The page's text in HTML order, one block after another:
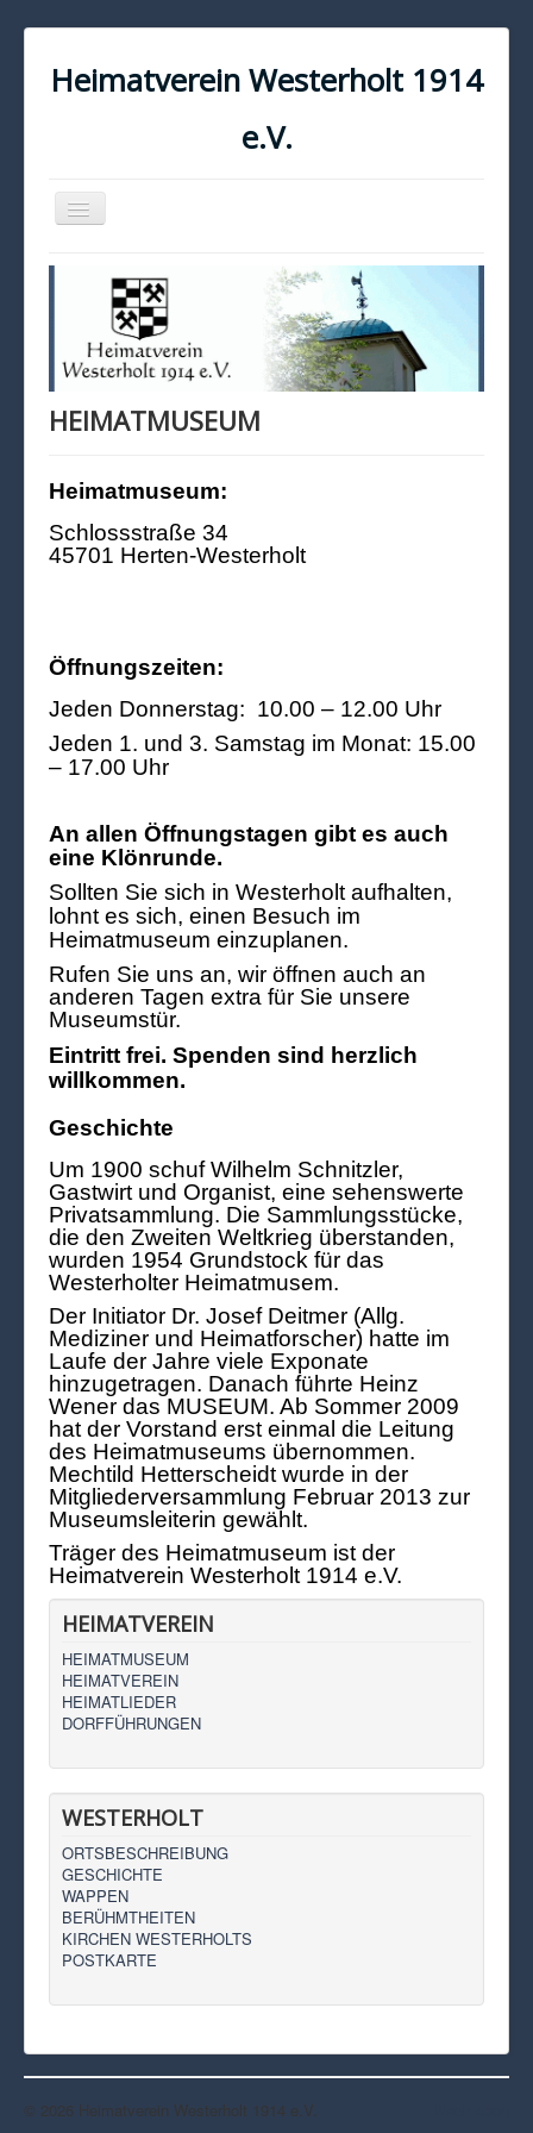
Heimatverein Westerholt 1914
e.V.
Navigation
an/aus
KONTAKT
IMPRESSUM
DATENSCHUTZ
HEIMATMUSEUM
Heimatmuseum:
Schlossstraße 34
45701 Herten-Westerholt
Öffnungszeiten:
Jeden Donnerstag: 10.00 – 12.00 Uhr
Jeden 1. und 3. Samstag im Monat: 15.00
– 17.00 Uhr
An allen Öffnungstagen gibt es auch
eine Klönrunde.
Sollten Sie sich in Westerholt aufhalten,
lohnt es sich, einen Besuch im
Heimatmuseum einzuplanen.
Rufen Sie uns an, wir öffnen auch an
anderen Tagen extra für Sie unsere
Museumstür.
Eintritt frei. Spenden sind herzlich
willkommen.
Geschichte
Um 1900 schuf Wilhelm Schnitzler,
Gastwirt und Organist, eine sehenswerte
Privatsammlung. Die Sammlungsstücke,
die den Zweiten Weltkrieg überstanden,
wurden 1954 Grundstock für das
Westerholter Heimatmusem.
Der Initiator Dr. Josef Deitmer (Allg.
Mediziner und Heimatforscher) hatte im
Laufe der Jahre viele Exponate
hinzugetragen. Danach führte Heinz
Wener das MUSEUM. Ab Sommer 2009
hat der Vorstand erst einmal die Leitung
des Heimatmuseums übernommen.
Mechtild Hetterscheidt wurde in der
Mitgliederversammlung Februar 2013 zur
Museumsleiterin gewählt.
Träger des Heimatmuseum ist der
Heimatverein Westerholt 1914 e.V.
HEIMATVEREIN
HEIMATMUSEUM
HEIMATVEREIN
HEIMATLIEDER
DORFFÜHRUNGEN
WESTERHOLT
ORTSBESCHREIBUNG
GESCHICHTE
WAPPEN
BERÜHMTHEITEN
KIRCHEN WESTERHOLTS
POSTKARTE
© 2026 Heimatverein Westerholt 1914 e.V.